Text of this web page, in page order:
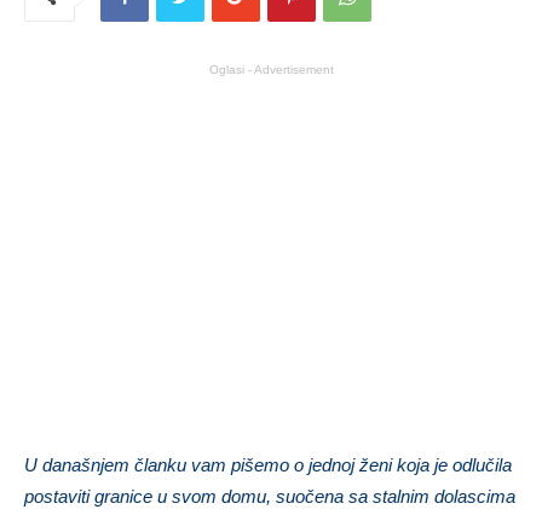
Oglasi - Advertisement
U današnjem članku vam pišemo o jednoj ženi koja je odlučila
postaviti granice u svom domu, suočena sa stalnim dolascima